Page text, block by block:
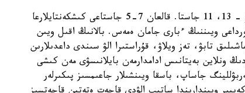
«4 بالامنىڭ 2 ۇلكەنىندە عانا تەلەفون بار. ۇلكەندەرىمىز - 13، 11 جاستا. قالعان 7-5 جاستاعى كىشكەنتايلارعا
ويىننىڭ ءبارى جامان ەمەس. بالانىڭ اقىل ويىن
تابۋ، تەز ويلاۋ، قۇراستىرا الۋ سىندى داعدىلارىن
ونلاين بەيتانىس ادامدارمەن بايلانىسۋى مەن كىشى
جاساپ، باسقا ويىنشىلار جاعىمسىز پىكىرلەر